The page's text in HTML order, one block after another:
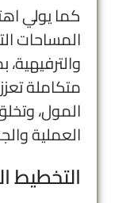
كما يولي
المساحات
متكاملة
المول،
العملية
التخطيط